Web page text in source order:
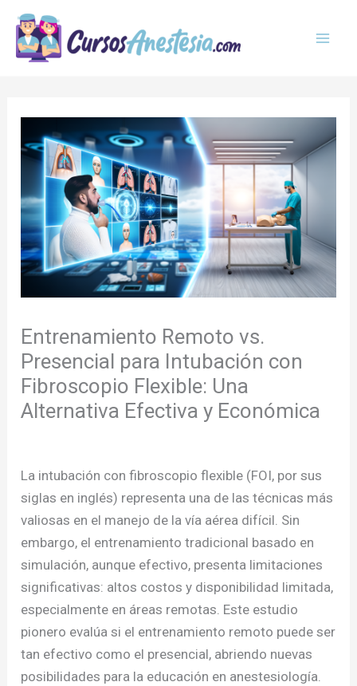
contenido
Entrenamiento Remoto vs.
Presencial para Intubación con
Fibroscopio Flexible: Una
Alternativa Efectiva y Económica
La intubación con fibroscopio flexible (FOI, por sus
siglas en inglés) representa una de las técnicas más
valiosas en el manejo de la vía aérea difícil. Sin
embargo, el entrenamiento tradicional basado en
simulación, aunque efectivo, presenta limitaciones
significativas: altos costos y disponibilidad limitada,
especialmente en áreas remotas. Este estudio
pionero evalúa si el entrenamiento remoto puede ser
tan efectivo como el presencial, abriendo nuevas
posibilidades para la educación en anestesiología.